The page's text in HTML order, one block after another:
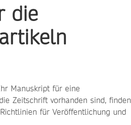
die
Manuskript für eine
Zeitschrift vorhanden sind, finden
für Veröffentlichung und